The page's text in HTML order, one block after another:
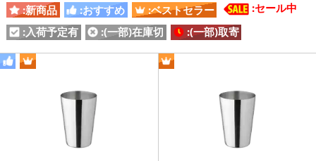
:新商品 :おすすめ :ベストセラー
:セール中
:入荷予定有
:(一部)在庫切 :(一部)取寄